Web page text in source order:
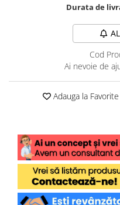
Durata de
Cod
Ai nevoie de
Adauga la Favorite